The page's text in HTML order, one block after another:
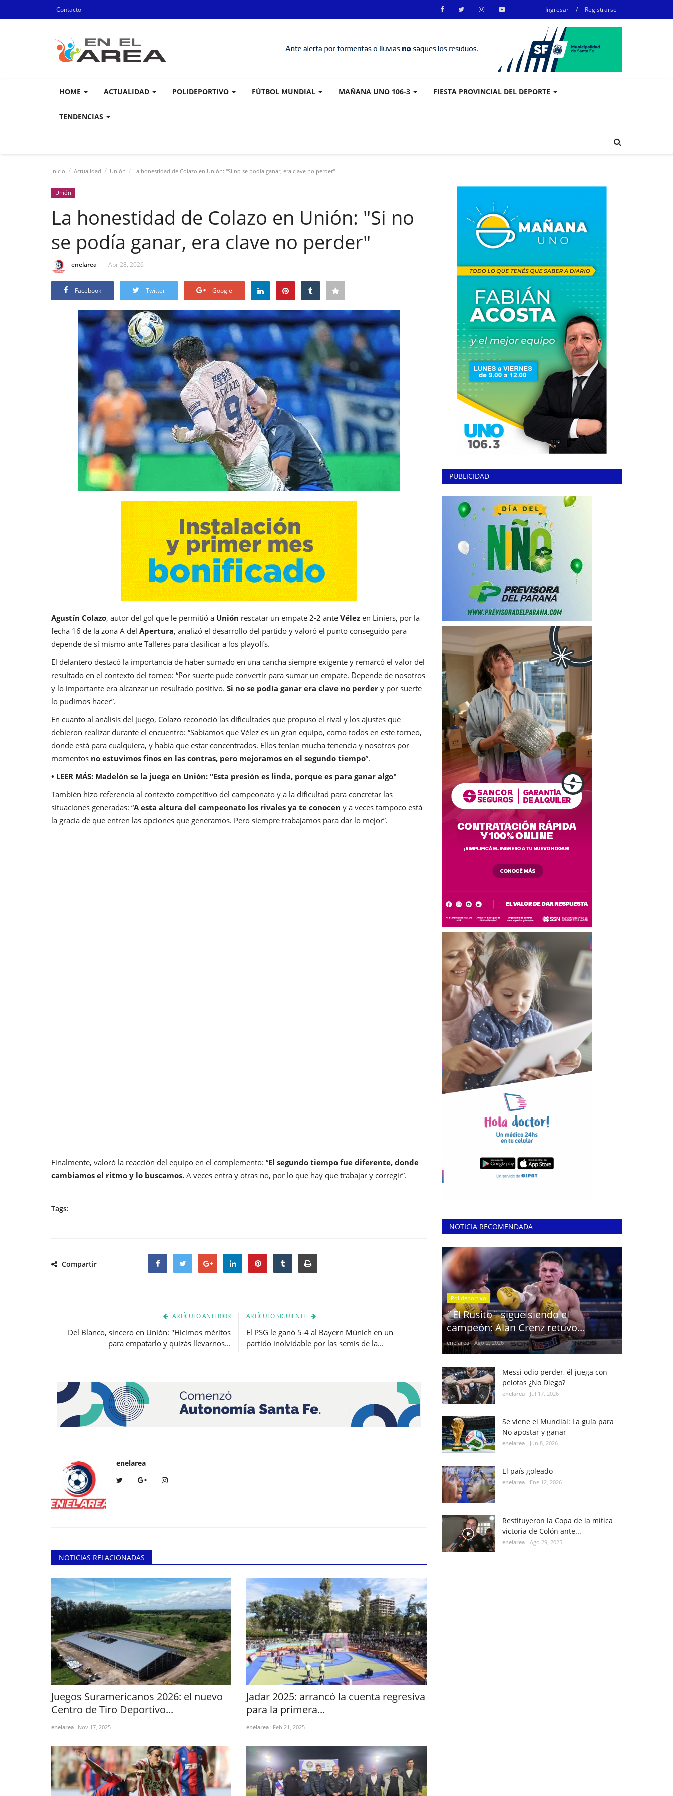
Contacto Ingresar / Registrarse
HOME ACTUALIDAD POLIDEPORTIVO FÚTBOL MUNDIAL MAÑANA UNO 106-3 FIESTA PROVINCIAL DEL DEPORTE
TENDENCIAS
Inicio Actualidad Unión La honestidad de Colazo en Unión: "Si no se podía ganar, era clave no perder"
Unión
La honestidad de Colazo en Unión: "Si no
se podía ganar, era clave no perder"
enelarea Abr 28, 2026
Facebook Twitter Google
Agustín Colazo, autor del gol que le permitió a Unión rescatar un empate 2-2 ante Vélez en Liniers, por la
fecha 16 de la zona A del Apertura, analizó el desarrollo del partido y valoró el punto conseguido para
depende de sí mismo ante Talleres para clasificar a los playoffs.
El delantero destacó la importancia de haber sumado en una cancha siempre exigente y remarcó el valor del
resultado en el contexto del torneo: “Por suerte pude convertir para sumar un empate. Depende de nosotros
y lo importante era alcanzar un resultado positivo. Si no se podía ganar era clave no perder y por suerte
lo pudimos hacer”.
En cuanto al análisis del juego, Colazo reconoció las dificultades que propuso el rival y los ajustes que
debieron realizar durante el encuentro: “Sabíamos que Vélez es un gran equipo, como todos en este torneo,
donde está para cualquiera, y había que estar concentrados. Ellos tenían mucha tenencia y nosotros por
momentos no estuvimos finos en las contras, pero mejoramos en el segundo tiempo”.
• LEER MÁS: Madelón se la juega en Unión: "Esta presión es linda, porque es para ganar algo"
También hizo referencia al contexto competitivo del campeonato y a la dificultad para concretar las
situaciones generadas: “A esta altura del campeonato los rivales ya te conocen y a veces tampoco está
la gracia de que entren las opciones que generamos. Pero siempre trabajamos para dar lo mejor”.
Finalmente, valoró la reacción del equipo en el complemento: “El segundo tiempo fue diferente, donde
cambiamos el ritmo y lo buscamos. A veces entra y otras no, por lo que hay que trabajar y corregir”.
Tags:
Compartir
ARTÍCULO ANTERIOR
Del Blanco, sincero en Unión: "Hicimos méritos
para empatarlo y quizás llevarnos...
ARTÍCULO SIGUIENTE
El PSG le ganó 5-4 al Bayern Múnich en un
partido inolvidable por las semis de la...
enelarea
NOTICIAS RELACIONADAS
Juegos Suramericanos 2026: el nuevo
Centro de Tiro Deportivo...
enelarea Nov 17, 2025
Jadar 2025: arrancó la cuenta regresiva
para la primera...
enelarea Feb 21, 2025
PUBLICIDAD
NOTICIA RECOMENDADA
Polideportivo
¨El Rusito¨ sigue siendo el
campeón: Alan Crenz retuvo...
enelarea Ago 2, 2026
Messi odio perder, él juega con
pelotas ¿No Diego?
enelarea Jul 17, 2026
Se viene el Mundial: La guía para
No apostar y ganar
enelarea Jun 8, 2026
El país goleado
enelarea Ene 12, 2026
Restituyeron la Copa de la mítica
victoria de Colón ante...
enelarea Ago 29, 2025